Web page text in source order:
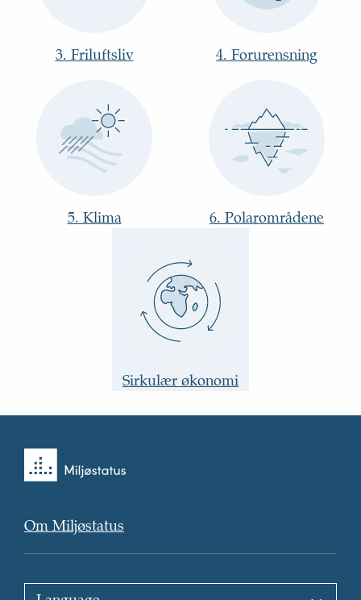
3. Friluftsliv 4. Forurensning
5. Klima 6. Polarområdene
Sirkulær økonomi
Tilbake
til
Om Miljøstatus
Choose